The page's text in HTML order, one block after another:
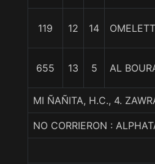
119 12 14
655 13 5 AL
MI ÑAÑITA, H.C., 4.
NO CORRIERON :